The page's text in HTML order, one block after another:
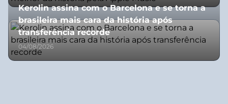
Kerolin assina com o Barcelona e se torna a
brasileira mais cara da história após
transferência recorde
04/08/2026